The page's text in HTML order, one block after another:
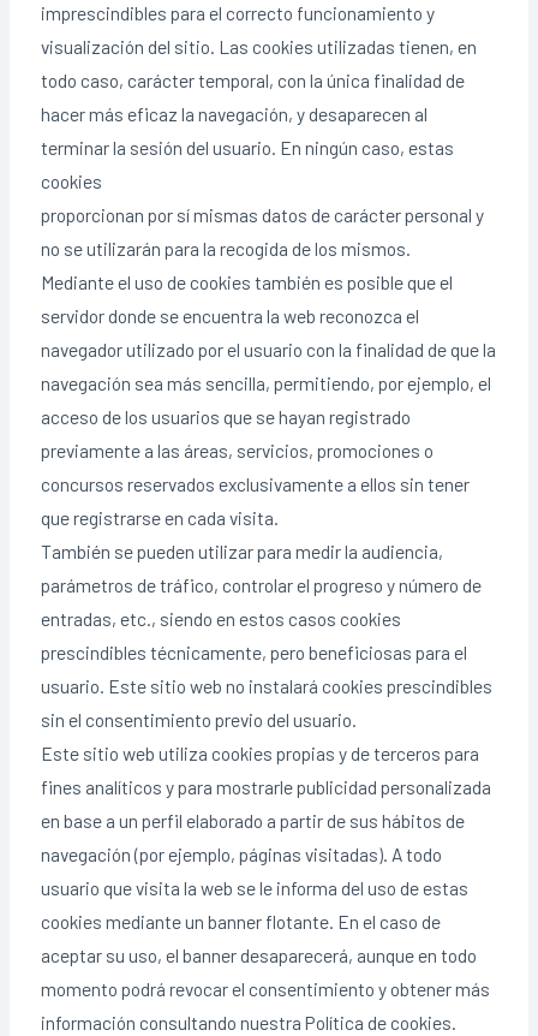
imprescindibles para el correcto funcionamiento y
visualización del sitio. Las cookies utilizadas tienen, en
todo caso, carácter temporal, con la única finalidad de
hacer más eficaz la navegación, y desaparecen al
terminar la sesión del usuario. En ningún caso, estas
cookies
proporcionan por sí mismas datos de carácter personal y
no se utilizarán para la recogida de los mismos.
Mediante el uso de cookies también es posible que el
servidor donde se encuentra la web reconozca el
navegador utilizado por el usuario con la finalidad de que la
navegación sea más sencilla, permitiendo, por ejemplo, el
acceso de los usuarios que se hayan registrado
previamente a las áreas, servicios, promociones o
concursos reservados exclusivamente a ellos sin tener
que registrarse en cada visita.
También se pueden utilizar para medir la audiencia,
parámetros de tráfico, controlar el progreso y número de
entradas, etc., siendo en estos casos cookies
prescindibles técnicamente, pero beneficiosas para el
usuario. Este sitio web no instalará cookies prescindibles
sin el consentimiento previo del usuario.
Este sitio web utiliza cookies propias y de terceros para
fines analíticos y para mostrarle publicidad personalizada
en base a un perfil elaborado a partir de sus hábitos de
navegación (por ejemplo, páginas visitadas). A todo
usuario que visita la web se le informa del uso de estas
cookies mediante un banner flotante. En el caso de
aceptar su uso, el banner desaparecerá, aunque en todo
momento podrá revocar el consentimiento y obtener más
información consultando nuestra Política de cookies.